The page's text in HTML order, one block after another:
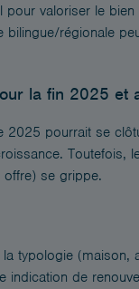
pour valoriser le
bilingue/régionale
la fin 2025 et
2025 pourrait se
Toutefois,
offre) se grippe.
typologie (maison,
indication de